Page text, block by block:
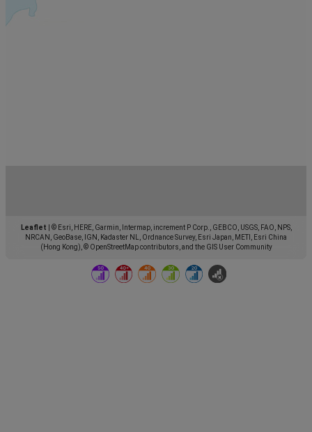
Leaflet
© Esri, HERE, Garmin, Intermap, increment P Corp., GEBCO, USGS, FAO, NPS,
NRCAN, GeoBase, IGN, Kadaster NL, Ordnance Survey, Esri Japan, METI, Esri China
(Hong Kong), © OpenStreetMap contributors, and the GIS User Community